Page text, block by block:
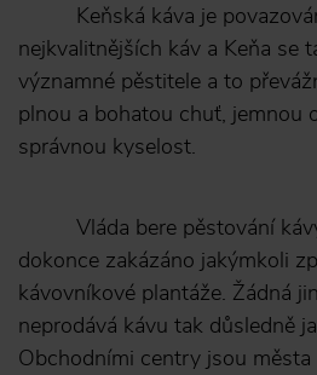
Keňská káva je
nejkvalitnějších káv a Keňa se
významné pěstitele a to
plnou a bohatou chuť, jemnou
správnou kyselost.
Vláda bere pěstování
dokonce zakázáno jakýmkoli
kávovníkové plantáže. Žádná
neprodává kávu tak důsledně
Obchodními centry jsou města